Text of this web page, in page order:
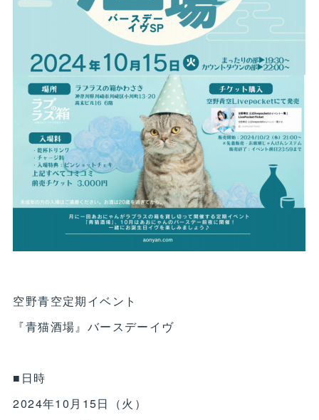
空野青空定期イベント
『青猫酒場』バースデーイヴ
■日時
2024年10月15日（火）